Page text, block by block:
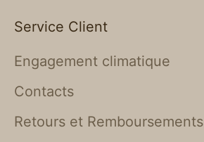
Service Client
Engagement climatique
Contacts
Retours et Remboursements